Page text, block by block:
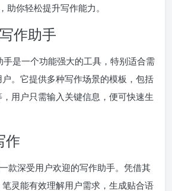
助你轻松提升写作能力。
作助手
手是一个功能强大的工具，特别适合需
。它提供多种写作场景的模板，包括
用户只需输入关键信息，便可快速生
作
款深受用户欢迎的写作助手。凭借其
灵能有效理解用户需求，生成贴合语